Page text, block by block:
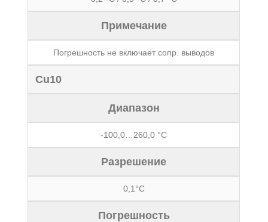
Примечание
Погрешность не включает сопр. выводов
Cu10
Диапазон
-100,0…260,0 °С
Разрешение
0,1°С
Погрешность